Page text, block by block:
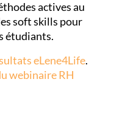
actives au
soft skills pour
étudiants.
eLene4Life.
webinaire RH